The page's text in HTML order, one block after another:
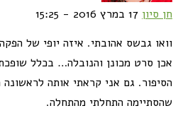
חן סיון 17 במרץ 2016 - 15:25
וואו גבשס אהובתי. איזה יופי של
אכן סרט מכונן והנובלה… בכלל
הסיפור. גם אני קראתי אותה
שהסתיימה התחלתי מהתחלה.